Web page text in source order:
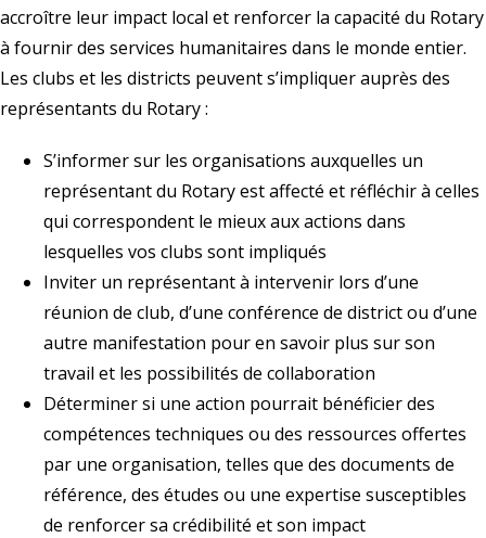
accroître leur impact local et renforcer la capacité du Rotary
à fournir des services humanitaires dans le monde entier.
Les clubs et les districts peuvent s’impliquer auprès des
représentants du Rotary :
S’informer sur les organisations auxquelles un
représentant du Rotary est affecté et réfléchir à celles
qui correspondent le mieux aux actions dans
lesquelles vos clubs sont impliqués
Inviter un représentant à intervenir lors d’une
réunion de club, d’une conférence de district ou d’une
autre manifestation pour en savoir plus sur son
travail et les possibilités de collaboration
Déterminer si une action pourrait bénéficier des
compétences techniques ou des ressources offertes
par une organisation, telles que des documents de
référence, des études ou une expertise susceptibles
de renforcer sa crédibilité et son impact